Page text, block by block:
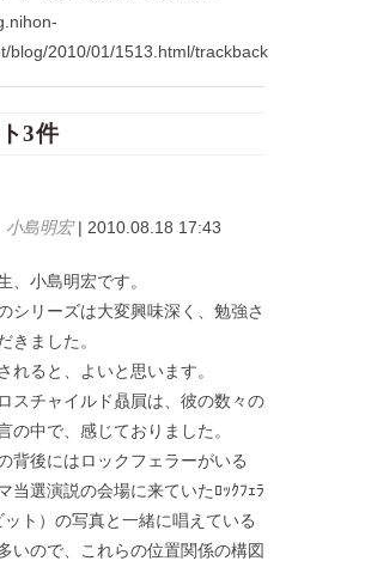
blog/2010/01/1513.html/trackback
3件
小島明宏| 2010.08.18 17:43
、小島明宏です。
シリーズは大変興味深く、勉強さ
きました。
れると、よいと思います。
スチャイルド贔屓は、彼の数々の
の中で、感じておりました。
背後にはロックフェラーがいる
当選演説の会場に来ていたﾛｯｸﾌｪﾗ
ット）の写真と一緒に唱えている
いので、これらの位置関係の構図